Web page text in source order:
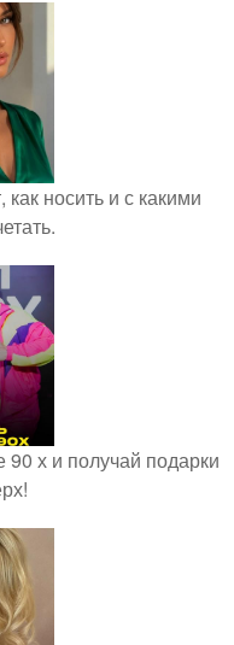
носить и с какими
х и получай подарки